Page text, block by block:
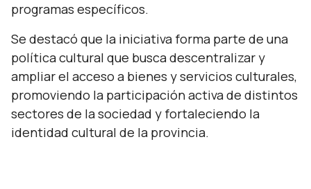
programas específicos.
Se destacó que la iniciativa forma parte de una
política cultural que busca descentralizar y
ampliar el acceso a bienes y servicios culturales,
promoviendo la participación activa de distintos
sectores de la sociedad y fortaleciendo la
identidad cultural de la provincia.